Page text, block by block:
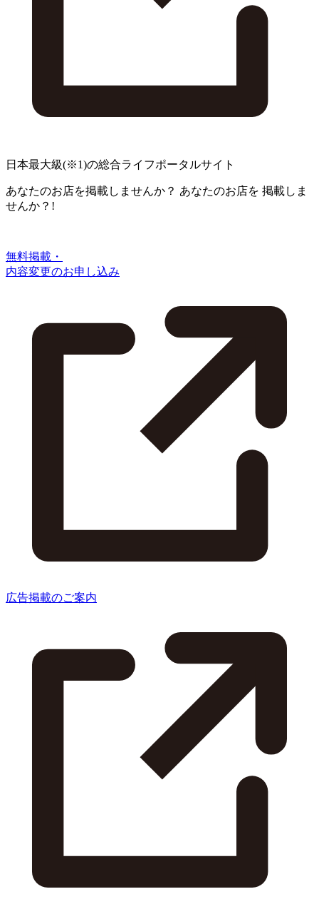
日本最大級(※1)の総合ライフポータルサイト
あなたのお店を掲載しませんか？ あなたのお店を 掲載しま
せんか？!
無料掲載・
内容変更のお申し込み
広告掲載のご案内